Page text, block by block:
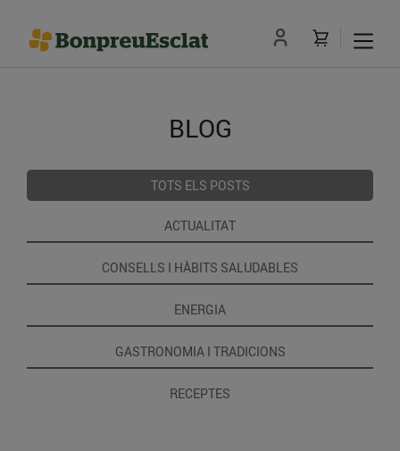
BLOG
TOTS ELS POSTS
ACTUALITAT
CONSELLS I HÀBITS SALUDABLES
ENERGIA
GASTRONOMIA I TRADICIONS
RECEPTES